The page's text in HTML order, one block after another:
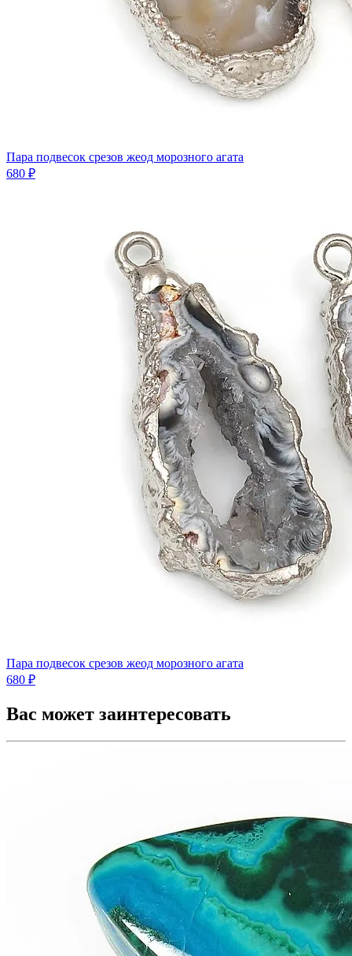
Пара подвесок срезов жеод морозного агата
680 ₽
Пара подвесок срезов жеод морозного агата
680 ₽
Вас может заинтересовать